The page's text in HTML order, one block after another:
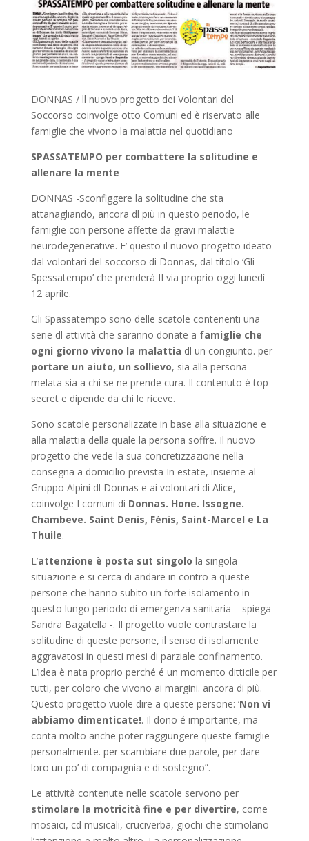
DONNAS / ll nuovo progetto dei Volontari del
Soccorso coinvolge otto Comuni ed è riservato alle
famiglie che vivono la malattia nel quotidiano
SPASSATEMPO per combattere la solitudine e
allenare la mente
DONNAS -Sconfiggere la solitudine che sta
attanagliando, ancora dl più in questo periodo, le
famiglie con persone affette da gravi malattie
neurodegenerative. E’ questo il nuovo progetto ideato
dal volontari del soccorso di Donnas, dal titolo ‘Gli
Spessatempo’ che prenderà II via proprio oggi lunedì
12 aprile.
Gli Spassatempo sono delle scatole contenenti una
serie dl attività che saranno donate a famiglie che
ogni giorno vivono la malattia dl un congiunto. per
portare un aiuto, un sollievo, sia alla persona
melata sia a chi se ne prende cura. Il contenuto é top
secret e dipende da chi le riceve.
Sono scatole personalizzate in base alla situazione e
alla malattia della quale la persona soffre. Il nuovo
progetto che vede la sua concretizzazione nella
consegna a domicilio prevista In estate, insieme al
Gruppo Alpini dl Donnas e ai volontari di Alice,
coinvolge I comuni di Donnas. Hone. lssogne.
Chambeve. Saint Denis, Fénis, Saint-Marcel e La
Thuile.
L’attenzione è posta sut singolo la singola
situazione e si cerca di andare in contro a queste
persone che hanno subito un forte isolamento in
questo lungo periodo di emergenza sanitaria – spiega
Sandra Bagatella -. Il progetto vuole contrastare la
solitudine di queste persone, il senso di isolamente
aggravatosi in questi mesi di parziale confinamento.
L’idea è nata proprio perché é un momento ditticile per
tutti, per coloro che vivono ai margini. ancora di più.
Questo progetto vuole dire a queste persone: ‘Non vi
abbiamo dimenticate!. Il dono é importante, ma
conta molto anche poter raggiungere queste famiglie
personalmente. per scambiare due parole, per dare
loro un po’ di compagnia e di sostegno”.
Le attività contenute nelle scatole servono per
stimolare la motricità fine e per divertire, come
mosaici, cd musicali, cruciverba, giochi che stimolano